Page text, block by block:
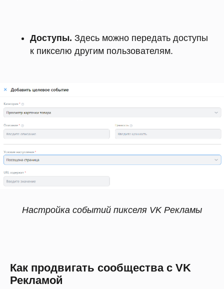
Доступы. Здесь можно передать доступы
к пикселю другим пользователям.
Настройка событий пикселя VK Рекламы
Как продвигать сообщества с VK
Рекламой